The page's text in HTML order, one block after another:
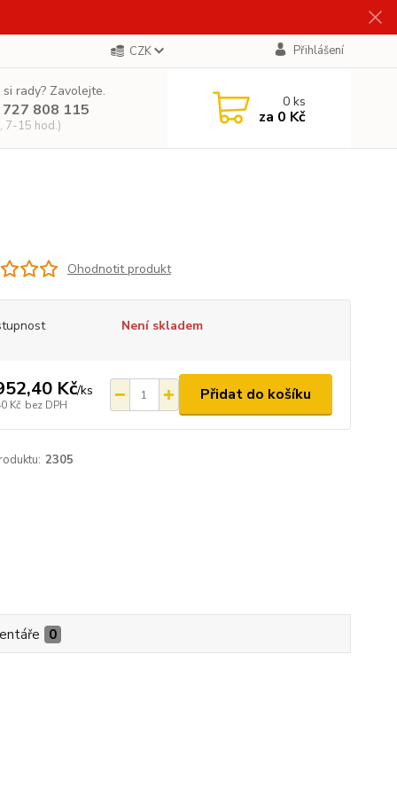
CZK Přihlášení
rady? Zavolejte.
808 115
7-15 hod.)
0ks
za 0 Kč
Ohodnotit produkt
Není skladem
Kč/ks
Kč bez DPH
Přidat do košíku
2305
0